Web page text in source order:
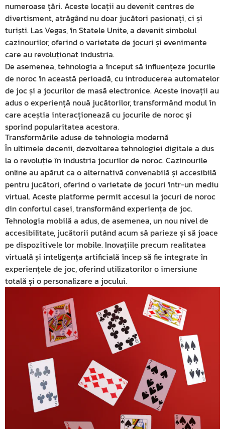
numeroase țări. Aceste locații au devenit centres de
divertisment, atrăgând nu doar jucători pasionați, ci și
turiști. Las Vegas, în Statele Unite, a devenit simbolul
cazinourilor, oferind o varietate de jocuri și evenimente
care au revoluționat industria.
De asemenea, tehnologia a început să influențeze jocurile
de noroc în această perioadă, cu introducerea automatelor
de joc și a jocurilor de masă electronice. Aceste inovații au
adus o experiență nouă jucătorilor, transformând modul în
care aceștia interacționează cu jocurile de noroc și
sporind popularitatea acestora.
Transformările aduse de tehnologia modernă
În ultimele decenii, dezvoltarea tehnologiei digitale a dus
la o revoluție în industria jocurilor de noroc. Cazinourile
online au apărut ca o alternativă convenabilă și accesibilă
pentru jucători, oferind o varietate de jocuri într-un mediu
virtual. Aceste platforme permit accesul la jocuri de noroc
din confortul casei, transformând experiența de joc.
Tehnologia mobilă a adus, de asemenea, un nou nivel de
accesibilitate, jucătorii putând acum să parieze și să joace
pe dispozitivele lor mobile. Inovațiile precum realitatea
virtuală și inteligența artificială încep să fie integrate în
experiențele de joc, oferind utilizatorilor o imersiune
totală și o personalizare a jocului.